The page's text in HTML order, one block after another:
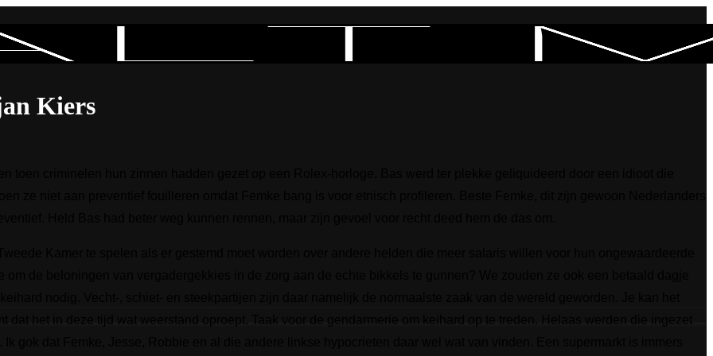
Kiers
toen criminelen hun zinnen hadden gezet op een Rolex-horloge. Bas werd ter plekke geliquideerd door een idioot die
Held Bas had beter weg kunnen rennen, maar zijn gevoel voor recht deed hem de das om.
Kamer te spelen als er gestemd moet worden over andere helden die meer salaris willen voor hun ongewaardeerde
nodig. Vecht-, schiet- en steekpartijen zijn daar namelijk de normaalste zaak van de wereld geworden. Je kan het
dat het in deze tijd wat weerstand oproept. Taak voor de gendarmerie om keihard op te treden. Helaas werden die ingezet
gok dat Femke, Jesse, Robbie en al die andere linkse hypocrieten daar wel wat van vinden. Een supermarkt is immers